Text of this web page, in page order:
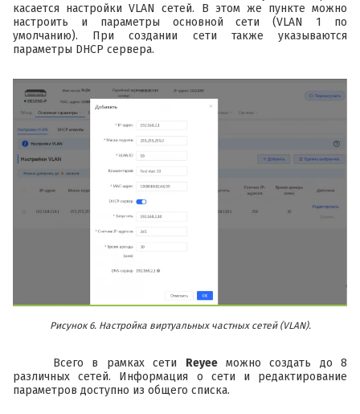
касается настройки VLAN сетей. В этом же пункте можно
настроить и параметры основной сети (VLAN 1 по
умолчанию). При создании сети также указываются
параметры DHCP сервера.
Рисунок 6. Настройка виртуальных частных сетей (VLAN).
Всего в рамках сети Reyeeможно создать до 8
различных сетей. Информация о сети и редактирование
параметров доступно из общего списка.